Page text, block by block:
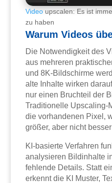
Videoupscalen: Es ist
zu haben
Warum Videos
Die Notwendigkeit des
aus mehreren
und 8K-Bildschirme
alte Inhalte wirken
nur einen Bruchteil der
Traditionelle Upscaling-
die vorhandenen Pixel,
größer, aber nicht
KI-basierte Verfahren
analysieren Bildinhalte
fehlende Details. Statt
erkennt die KI Muster,